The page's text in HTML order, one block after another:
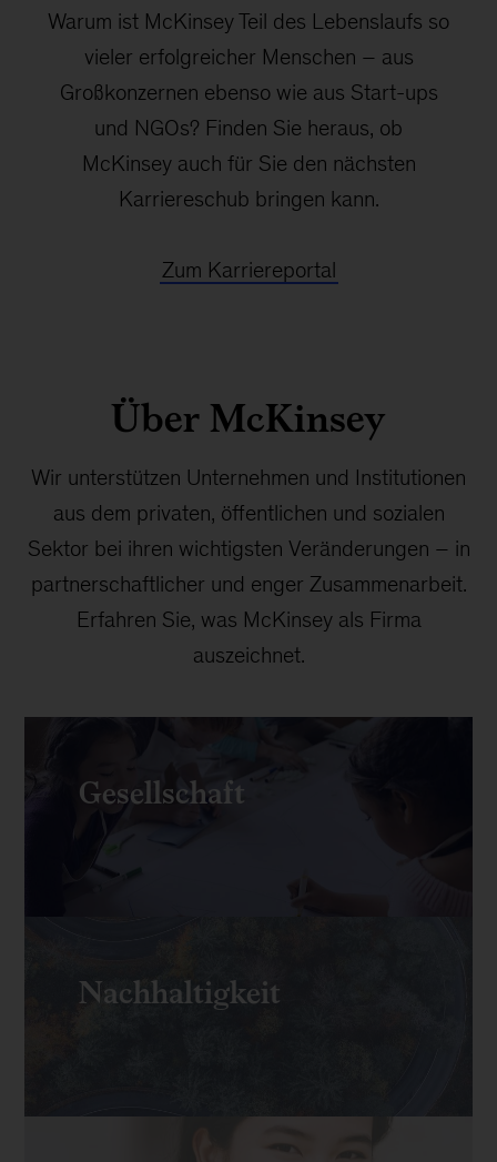
Warum ist McKinsey Teil des Lebenslaufs so
vieler erfolgreicher Menschen – aus
Großkonzernen ebenso wie aus Start-ups
und NGOs? Finden Sie heraus, ob
McKinsey auch für Sie den nächsten
Karriereschub bringen kann.
Zum Karriereportal
Über McKinsey
Wir unterstützen Unternehmen und Institutionen
aus dem privaten, öffentlichen und sozialen
Sektor bei ihren wichtigsten Veränderungen – in
partnerschaftlicher und enger Zusammenarbeit.
Erfahren Sie, was McKinsey als Firma
auszeichnet.
Gesellschaft
Nachhaltigkeit